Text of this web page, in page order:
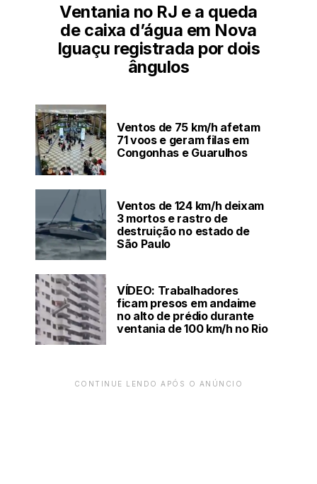
Ventania no RJ e a queda
de caixa d’água em Nova
Iguaçu registrada por dois
ângulos
Ventos de 75 km/h afetam
71 voos e geram filas em
Congonhas e Guarulhos
Ventos de 124 km/h deixam
3 mortos e rastro de
destruição no estado de
São Paulo
VÍDEO: Trabalhadores
ficam presos em andaime
no alto de prédio durante
ventania de 100 km/h no Rio
CONTINUE LENDO APÓS O ANÚNCIO